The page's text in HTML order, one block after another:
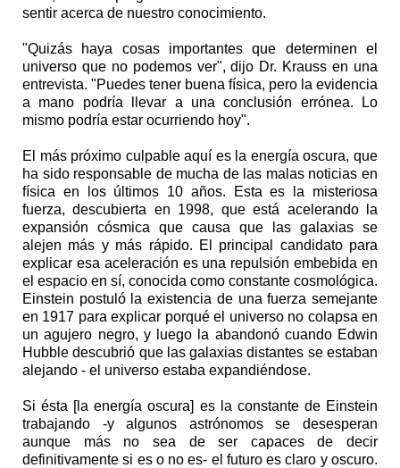
sentir acerca de nuestro conocimiento.
"Quizás haya cosas importantes que determinen el
universo que no podemos ver", dijo Dr. Krauss en una
entrevista. "Puedes tener buena física, pero la evidencia
a mano podría llevar a una conclusión errónea. Lo
mismo podría estar ocurriendo hoy".
El más próximo culpable aquí es la energía oscura, que
ha sido responsable de mucha de las malas noticias en
física en los últimos 10 años. Esta es la misteriosa
fuerza, descubierta en 1998, que está acelerando la
expansión cósmica que causa que las galaxias se
alejen más y más rápido. El principal candidato para
explicar esa aceleración es una repulsión embebida en
el espacio en sí, conocida como constante cosmológica.
Einstein postuló la existencia de una fuerza semejante
en 1917 para explicar porqué el universo no colapsa en
un agujero negro, y luego la abandonó cuando Edwin
Hubble descubrió que las galaxias distantes se estaban
alejando - el universo estaba expandiéndose.
Si ésta [la energía oscura] es la constante de Einstein
trabajando -y algunos astrónomos se desesperan
aunque más no sea de ser capaces de decir
definitivamente si es o no es- el futuro es claro y oscuro.